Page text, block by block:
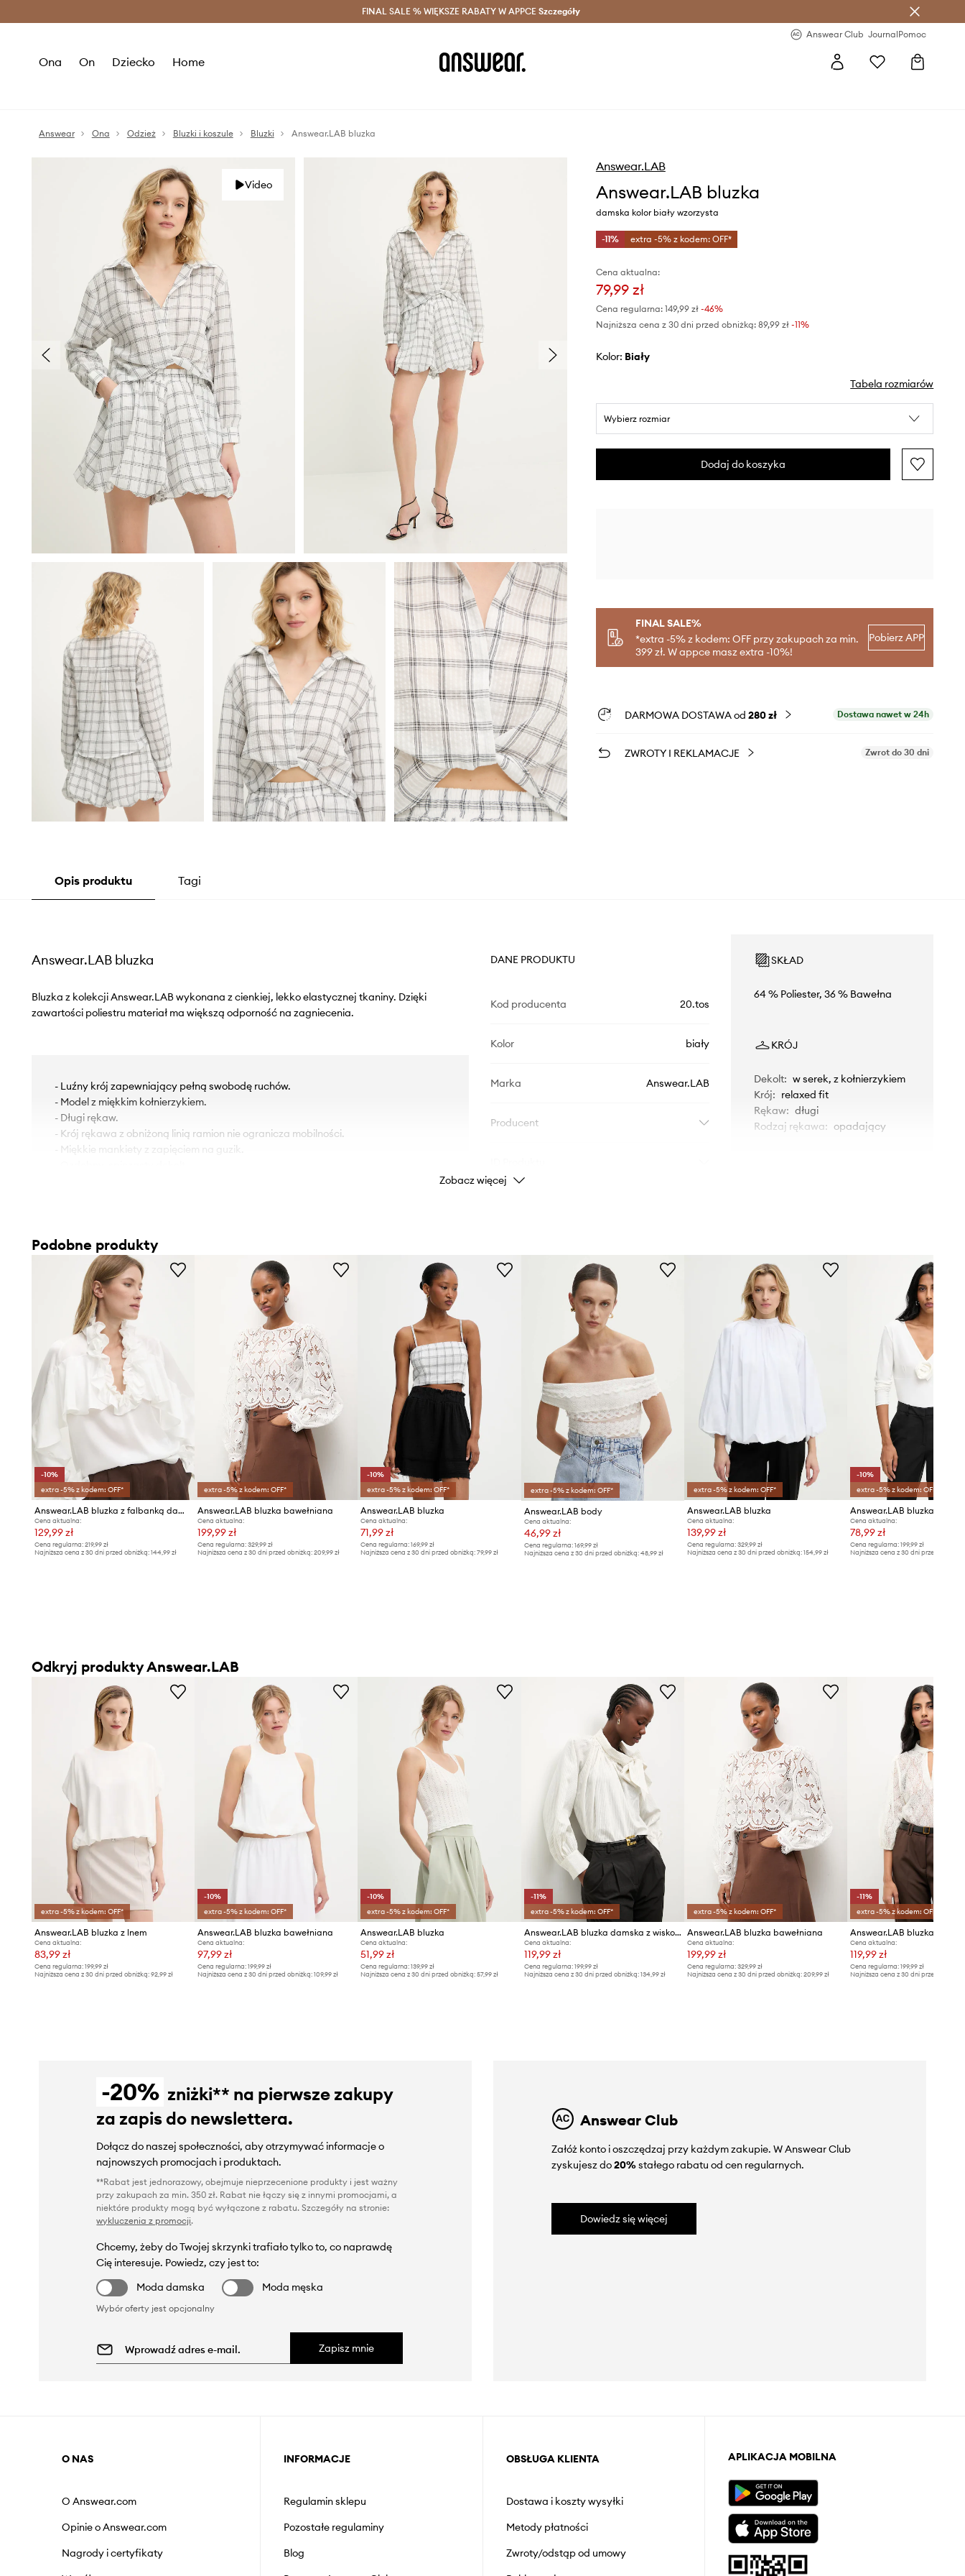
Oszczędzaj z Answear Club > Dostawa nawet w 24h >
FINAL SALE % WIĘKSZE RABATY W APPCE Szczegóły
Answear Club JournalPomoc
Ona On Dziecko Home
Answear Ona Odzież Bluzki i koszule Bluzki Answear.LAB bluzka
Video
Answear.LAB
Answear.LAB bluzka
damska kolor biały wzorzysta
-11% extra -5% z kodem: OFF*
Cena aktualna:
79,99 zł
Cena regularna: 149,99 zł-46%
Najniższa cena z 30 dni przed obniżką: 89,99 zł -11%
Kolor: biały
Tabela rozmiarów
Wybierz rozmiar
Dodaj do koszyka
FINAL SALE%
*extra -5% z kodem: OFF przy zakupach za min.
399 zł. W appce masz extra -10%!
Pobierz APP
DARMOWA DOSTAWA od 280 zł Dostawa nawet w 24h
ZWROTY I REKLAMACJE Zwrot do 30 dni
Opis produktu Tagi
Answear.LAB bluzka
Bluzka z kolekcji Answear.LAB wykonana z cienkiej, lekko elastycznej tkaniny. Dzięki
zawartości poliestru materiał ma większą odporność na zagniecenia.
- Luźny krój zapewniający pełną swobodę ruchów.
- Model z miękkim kołnierzykiem.
- Długi rękaw.
- Krój rękawa z obniżoną linią ramion nie ogranicza mobilności.
- Miękkie mankiety z zapięciem na guzik.
- Szerokość pod pachami: 50 cm.
- Wymiary podane dla rozmiaru: S.
DANE PRODUKTU
Kod producenta 20.tos
Kolor biały
Marka Answear.LAB
Producent
SKŁAD
64 % Poliester, 36 % Bawełna
KRÓJ
Dekolt: w serek, z kołnierzykiem
Krój: relaxed fit
Rękaw: długi
Rodzaj rękawa: opadający
Zalecamy wybór rozmiaru, jaki nosisz
zazwyczaj.
Tabela rozmiarów
Zobacz więcej
Podobne produkty
-10%
extra -5% z kodem: OFF*
Answear.LAB bluzka z falbanką damska z wiskozy
Cena aktualna:
129,99 zł
Cena regularna: 219,99 zł
Najniższa cena z 30 dni przed obniżką: 144,99 zł
extra -5% z kodem: OFF*
Answear.LAB bluzka bawełniana
Cena aktualna:
199,99 zł
Cena regularna:329,99 zł
Najniższa cena z 30 dni przed obniżką:209,99 zł
-10%
extra -5% z kodem: OFF*
Answear.LAB bluzka
Cena aktualna:
71,99 zł
Cena regularna: 169,99 zł
Najniższa cena z 30 dni przed obniżką: 79,99 zł
extra -5% z kodem: OFF*
Answear.LAB body
Cena aktualna:
46,99 zł
Cena regularna: 169,99 zł
Najniższa cena z 30 dni przed obniżką: 48,99 zł
extra -5% z kodem: OFF*
Answear.LAB bluzka
Cena aktualna:
139,99 zł
Cena regularna:329,99 zł
Najniższa cena z 30 dni przed obniżką:154,99 zł
-10%
extra -5% z kodem: OFF*
Answear.LAB bluzka
Cena aktualna:
78,99 zł
Cena regularna: 199,99 zł
Najniższa cena z 30 dni przed obniżką:
Odkryj produkty Answear.LAB
extra -5% z kodem: OFF*
Answear.LAB bluzka z lnem
Cena aktualna:
83,99 zł
Cena regularna: 199,99 zł
Najniższa cena z 30 dni przed obniżką: 92,99 zł
-10%
extra -5% z kodem: OFF*
Answear.LAB bluzka bawełniana
Cena aktualna:
97,99 zł
Cena regularna:199,99 zł
Najniższa cena z 30 dni przed obniżką:109,99 zł
-10%
extra -5% z kodem: OFF*
Answear.LAB bluzka
Cena aktualna:
51,99 zł
Cena regularna: 139,99 zł
Najniższa cena z 30 dni przed obniżką: 57,99 zł
-11%
extra -5% z kodem: OFF*
Answear.LAB bluzka damska z wiskozą
Cena aktualna:
119,99 zł
Cena regularna: 199,99 zł
Najniższa cena z 30 dni przed obniżką: 134,99 zł
extra -5% z kodem: OFF*
Answear.LAB bluzka bawełniana
Cena aktualna:
199,99 zł
Cena regularna:329,99 zł
Najniższa cena z 30 dni przed obniżką:209,99 zł
-11%
extra -5% z kodem: OFF*
Answear.LAB bluzka
Cena aktualna:
119,99 zł
Cena regularna: 199,99 zł
Najniższa cena z 30 dni przed obniżką:
-20% zniżki** na pierwsze zakupy
za zapis do newslettera.
Dołącz do naszej społeczności, aby otrzymywać informacje o
najnowszych promocjach i produktach.
**Rabat jest jednorazowy, obejmuje nieprzecenione produkty i jest ważny
przy zakupach za min. 350 zł. Rabat nie łączy się z innymi promocjami, a
niektóre produkty mogą być wyłączone z rabatu. Szczegóły na stronie:
wykluczenia z promocji.
Chcemy, żeby do Twojej skrzynki trafiało tylko to, co naprawdę
Cię interesuje. Powiedz, czy jest to:
Moda damska
Moda męska
Wybór oferty jest opcjonalny
Zapisz mnie
Answear Club
Załóż konto i oszczędzaj przy każdym zakupie. W Answear Club
zyskujesz do20%stałego rabatu od cen regularnych.
Dowiedz się więcej
O NAS
O Answear.com
Opinie o Answear.com
Nagrody i certyfikaty
INFORMACJE
Regulamin sklepu
Pozostałe regulaminy
Blog
OBSŁUGA KLIENTA
Dostawa i koszty wysyłki
Metody płatności
Zwroty/odstąp od umowy
APLIKACJA MOBILNA